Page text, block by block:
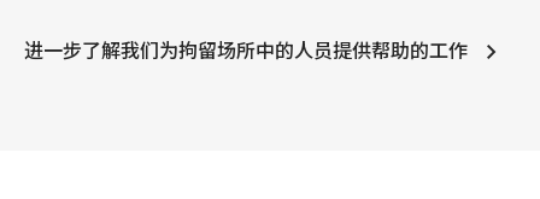
进一步了解我们为拘留场所中的人员提供帮助的工作